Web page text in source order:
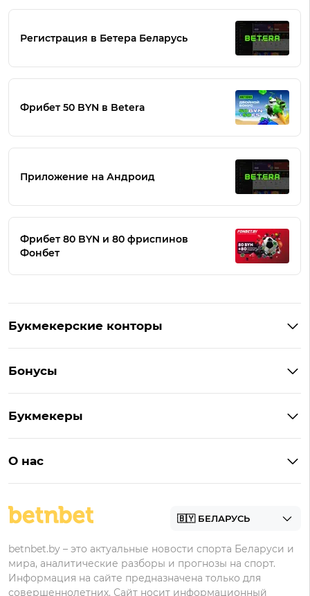
Регистрация в Бетера Беларусь
Фрибет 50 BYN в Betera
Приложение на Андроид
Фрибет 80 BYN и 80 фриспинов
Фонбет
Букмекерские конторы
Букмекеры на Андроид
БК для ставок на киберспорт
Бонусы
Бонус на депозит
Бонусы Бетера
Бонусы Винлайн
Букмекеры
Марафонбет
О нас
betnbet.by – это актуальные новости спорта Беларуси и
мира, аналитические разборы и прогнозы на спорт.
Информация на сайте предназначена только для
совершеннолетних. Сайт носит информационный